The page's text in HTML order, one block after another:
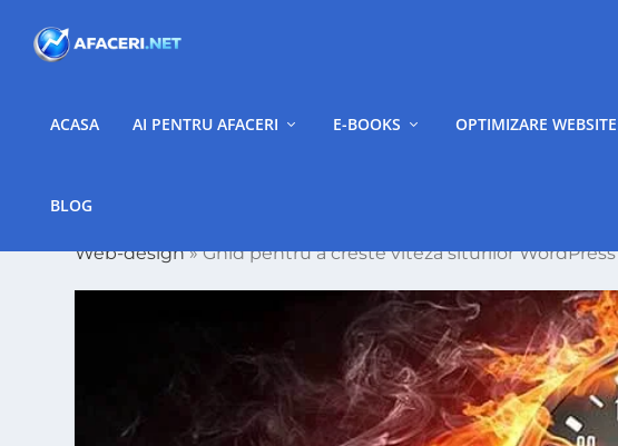
ACASA AI PENTRU AFACERI E-BOOKS OPTIMIZARE WEBSITE
BLOG
Web-design»Ghid pentru a creste viteza siturilor WordPress